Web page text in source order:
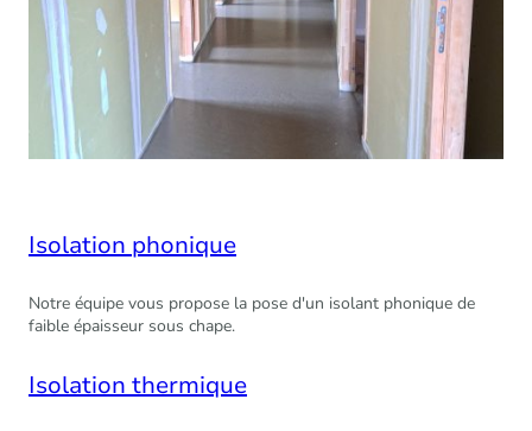
Isolation phonique
Notre équipe vous propose la pose d'un isolant phonique de
faible épaisseur sous chape.
Isolation thermique